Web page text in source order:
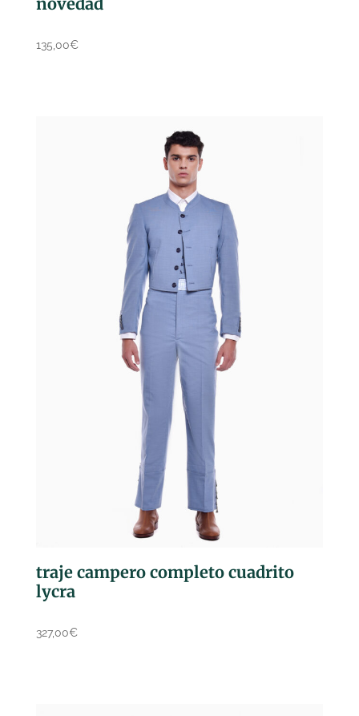
135,00€
traje campero completo cuadrito
lycra
327,00€